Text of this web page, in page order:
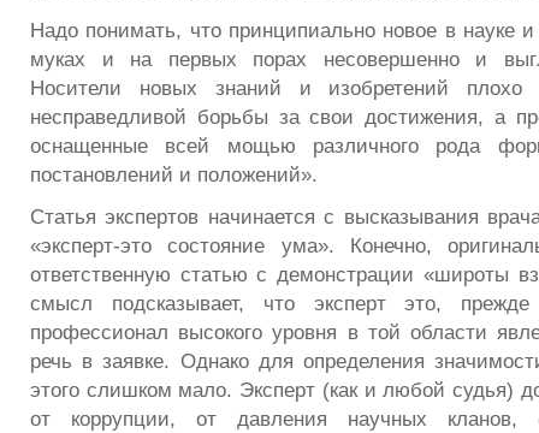
Надо понимать, что принципиально новое в науке
муках и на первых порах несовершенно и
Носители новых знаний и изобретений плохо
несправедливой борьбы за свои достижения, а
оснащенные всей мощью различного рода
постановлений и положений».
Статья экспертов начинается с высказывания
«эксперт-это состояние ума». Конечно,
ответственную статью с демонстрации «широты
смысл подсказывает, что эксперт это, прежде
профессионал высокого уровня в той области
речь в заявке. Однако для определения
этого слишком мало. Эксперт (как и любой судья)
от коррупции, от давления научных кланов,